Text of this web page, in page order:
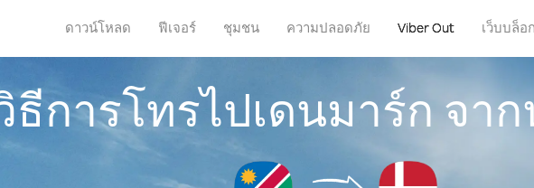
ดาวน์โหลด ฟีเจอร์ ชุมชน ความปลอดภัย Viber Out เว็บบล็อก
ธีการโทรไปเดนมาร์ก จา